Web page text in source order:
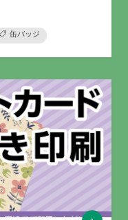
缶バッジ